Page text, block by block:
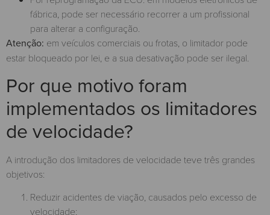
fábrica, pode ser necessário recorrer a um profissional
para alterar a configuração.
Atenção: em veículos comerciais ou frotas, o limitador pode
estar bloqueado por lei, e a sua desativação pode ser ilegal.
Por que motivo foram
implementados os limitadores
de velocidade?
A introdução dos limitadores de velocidade teve três grandes
objetivos:
Reduzir acidentes de viação, causados pelo excesso de
velocidade;